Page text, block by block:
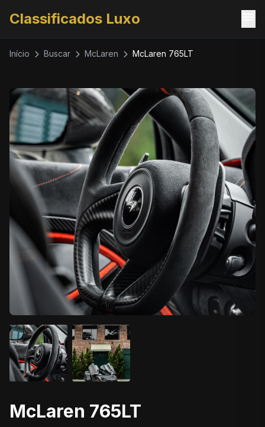
Classificados Luxo
Início Buscar McLaren McLaren 765LT
McLaren 765LT